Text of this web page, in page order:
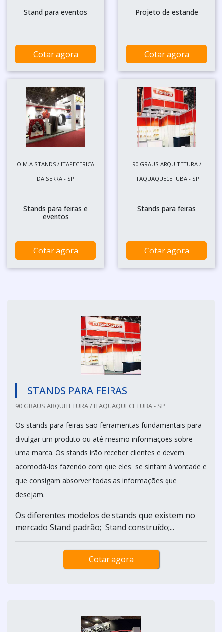
Stand para eventos
Cotar agora
Projeto de estande
Cotar agora
O.M.A STANDS / ITAPECERICA
DA SERRA - SP
Stands para feiras e
eventos
Cotar agora
90 GRAUS ARQUITETURA /
ITAQUAQUECETUBA - SP
Stands para feiras
Cotar agora
STANDS PARA FEIRAS
90 GRAUS ARQUITETURA / ITAQUAQUECETUBA - SP
Os stands para feiras são ferramentas fundamentais para
divulgar um produto ou até mesmo informações sobre
uma marca. Os stands irão receber clientes e devem
acomodá-los fazendo com que eles se sintam à vontade e
que consigam absorver todas as informações que
desejam.
Os diferentes modelos de stands que existem no
mercado Stand padrão; Stand construído;...
Cotar agora